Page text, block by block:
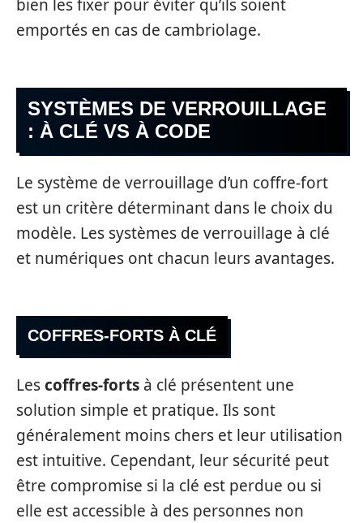
bien les fixer pour éviter qu’ils soient
emportés en cas de cambriolage.
SYSTÈMES DE VERROUILLAGE
: À CLÉ VS À CODE
Le système de verrouillage d’un coffre-fort
est un critère déterminant dans le choix du
modèle. Les systèmes de verrouillage à clé
et numériques ont chacun leurs avantages.
COFFRES-FORTS À CLÉ
Lescoffres-forts à clé présentent une
solution simple et pratique. Ils sont
généralement moins chers et leur utilisation
est intuitive. Cependant, leur sécurité peut
être compromise si la clé est perdue ou si
elle est accessible à des personnes non